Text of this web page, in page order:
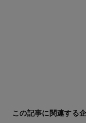
この記事に関連する